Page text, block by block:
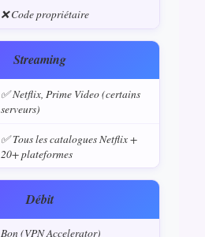
❌ Code propriétaire
Streaming
✅ Netflix, Prime Video (certains
serveurs)
✅ Tous les catalogues Netflix +
20+ plateformes
Débit
Bon (VPN Accelerator)